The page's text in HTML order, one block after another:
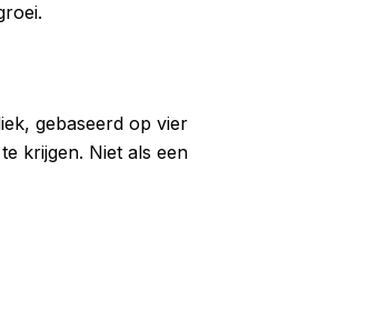
gebaseerd op vier
krijgen. Niet als een